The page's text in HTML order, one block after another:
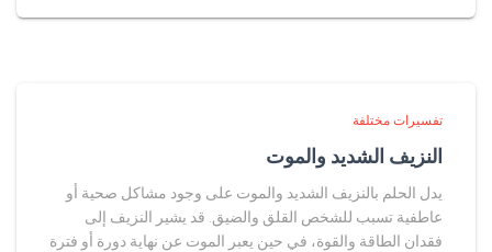
تفسيرات مختلفة
النزيف الشديد والموت
يدل الحلم بالنزيف الشديد والموت على وجود مشاكل صحية أو
عاطفية تسبب للشخص القلق والضيق. قد يشير النزيف إلى
فقدان الطاقة والقوة، في حين يعبر الموت عن نهاية دورة أو فترة